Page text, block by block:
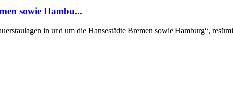
sowie Hambu...
in und um die Hansestädte Bremen sowie Hamburg“,